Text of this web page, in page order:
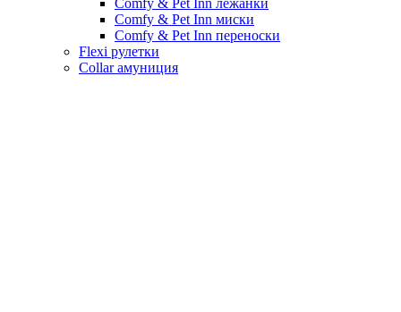
Comfy & Pet Inn миски
Comfy & Pet Inn переноски
Flexi рулетки
Collar амуниция